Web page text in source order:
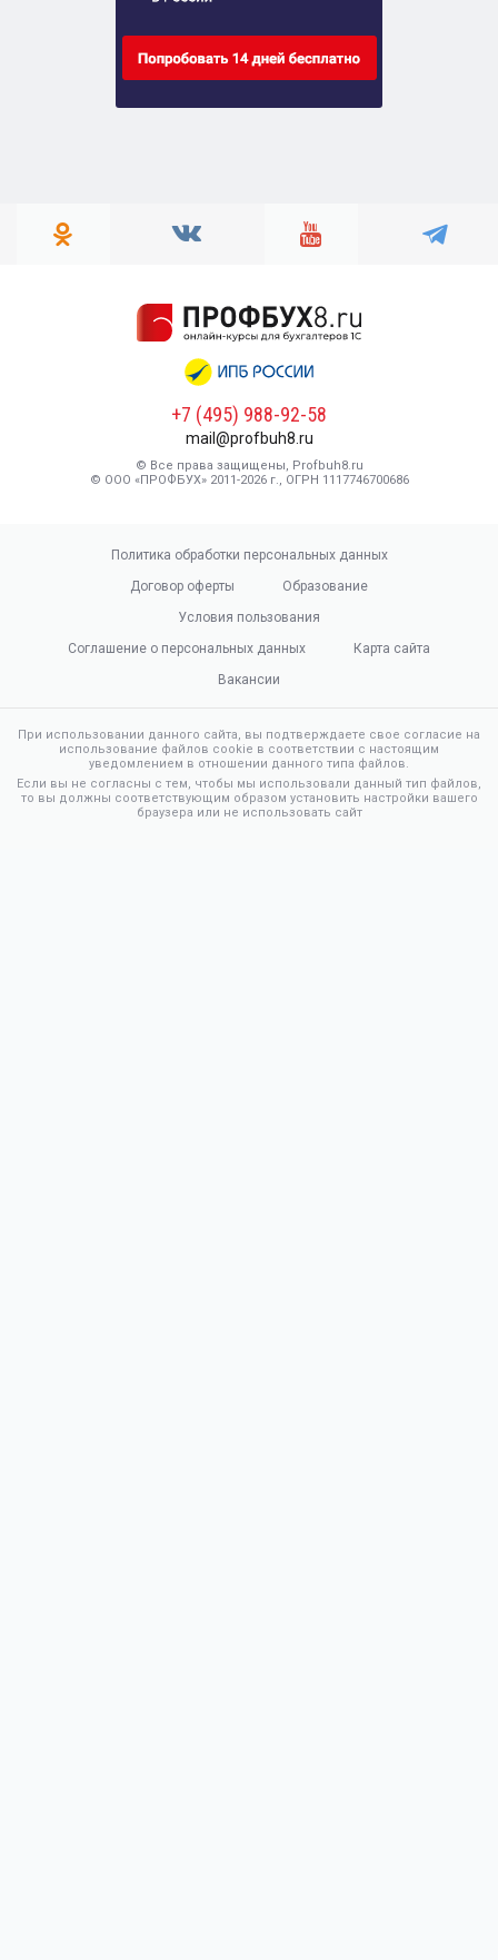
+7 (495) 988-92-58
mail@profbuh8.ru
© Все права защищены, Profbuh8.ru
© ООО «ПРОФБУХ» 2011-2026 г., ОГРН 1117746700686
Политика обработки персональных данных
Договор оферты
Образование
Условия пользования
Соглашение о персональных данных
Карта сайта
Вакансии
При использовании данного сайта, вы подтверждаете свое согласие на
использование файлов cookie в соответствии с настоящим
уведомлением в отношении данного типа файлов.
Если вы не согласны с тем, чтобы мы использовали данный тип файлов,
то вы должны соответствующим образом установить настройки вашего
браузера или не использовать сайт